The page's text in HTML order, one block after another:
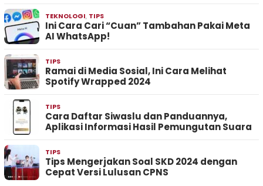
TEKNOLOGI, TIPS
Ini Cara Cari “Cuan” Tambahan Pakai Meta
AI WhatsApp!
TIPS
Ramai di Media Sosial, Ini Cara Melihat
Spotify Wrapped 2024
TIPS
Cara Daftar Siwaslu dan Panduannya,
Aplikasi Informasi Hasil Pemungutan Suara
TIPS
Tips Mengerjakan Soal SKD 2024 dengan
Cepat Versi Lulusan CPNS